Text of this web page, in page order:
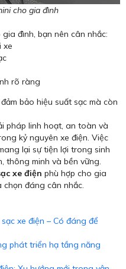
cho gia đình
gia đình, bạn nên cân nhắc:
xe
rõ ràng
bảo hiệu suất sạc mà còn
pháp linh hoạt, an toàn và
kỷ nguyên xe điện. Việc
lại sự tiện lợi trong sinh
thông minh và bền vững.
xe điện phù hợp cho gia
chọn đáng cân nhắc.
xe điện – Có đáng để
phát triển hạ tầng năng